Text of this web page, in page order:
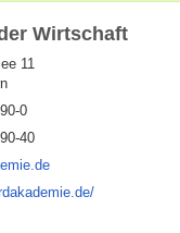
Wirtschaft
11
0
40